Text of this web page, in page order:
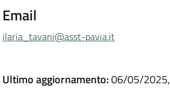
Email
ilaria_tavani@asst-pavia.it
Ultimo aggiornamento:06/05/